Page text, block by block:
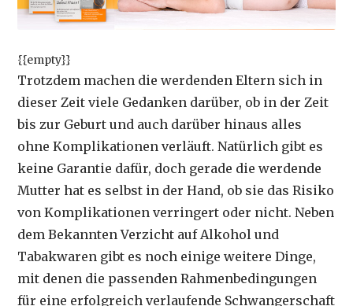
{{empty}}
Trotzdem machen die werdenden Eltern sich in
dieser Zeit viele Gedanken darüber, ob in der Zeit
bis zur Geburt und auch darüber hinaus alles
ohne Komplikationen verläuft. Natürlich gibt es
keine Garantie dafür, doch gerade die werdende
Mutter hat es selbst in der Hand, ob sie das Risiko
von Komplikationen verringert oder nicht. Neben
dem Bekannten Verzicht auf Alkohol und
Tabakwaren gibt es noch einige weitere Dinge,
mit denen die passenden Rahmenbedingungen
für eine erfolgreich verlaufende Schwangerschaft